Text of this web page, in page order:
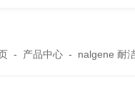
- 产品中心- nalgene 耐